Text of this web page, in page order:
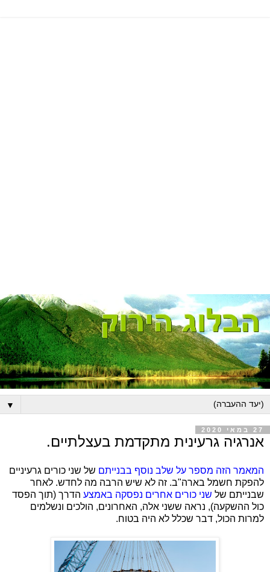
▼
27 במאי 2020
אנרגיה גרעינית מתקדמת בעצלתיים.
המאמר הזה מספר על שלב נוסף בבנייתם של שני כורים גרעיניים
להפקת חשמל בארה"ב. זה לא שיש הרבה מה לחדש. לאחר
שבנייתם של שני כורים אחרים נפסקה באמצע הדרך (תוך הפסד
כול ההשקעה), נראה ששני אלה, האחרונים, הולכים ונשלמים
למרות הכול, דבר שכלל לא היה בטוח.